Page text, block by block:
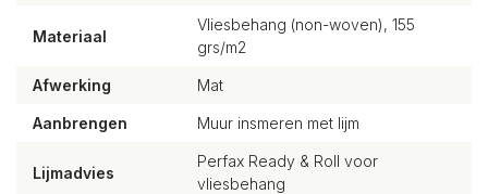
Materiaal
Vliesbehang (non-woven), 155
grs/m2
Afwerking Mat
Aanbrengen Muur insmeren met lijm
Lijmadvies
Perfax Ready & Roll voor
vliesbehang